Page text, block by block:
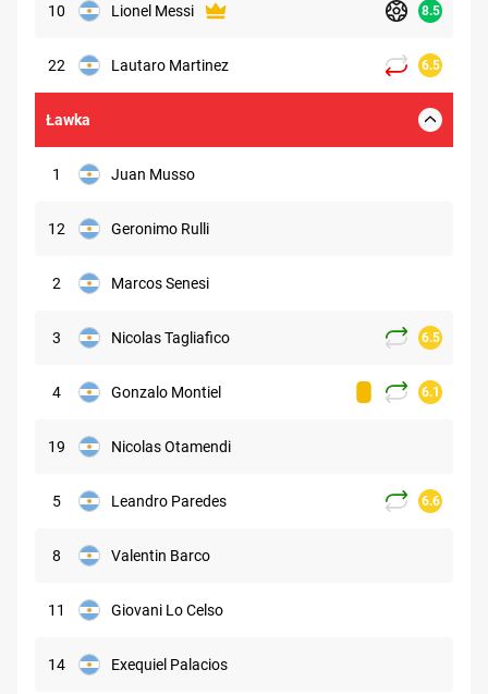
10 Lionel Messi 8.5
22 Lautaro Martinez 6.5
Ławka
1 Juan Musso
12 Geronimo Rulli
2 Marcos Senesi
3 Nicolas Tagliafico 6.5
4 Gonzalo Montiel 6.1
19 Nicolas Otamendi
5 Leandro Paredes 6.6
8 Valentin Barco
11 Giovani Lo Celso
14 Exequiel Palacios